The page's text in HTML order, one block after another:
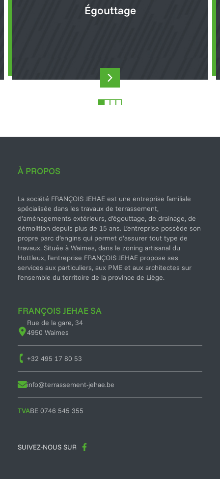
Égouttage
À PROPOS
La société FRANÇOIS JEHAE est une entreprise familiale
spécialisée dans les travaux de terrassement,
d’aménagements extérieurs, d’égouttage, de drainage, de
démolition depuis plus de 15 ans. L’entreprise possède son
propre parc d’engins qui permet d’assurer tout type de
travaux. Située à Waimes, dans le zoning artisanal du
Hottleux, l’entreprise FRANÇOIS JEHAE propose ses
services aux particuliers, aux PME et aux architectes sur
l’ensemble du territoire de la province de Liège.
FRANÇOIS JEHAE SA
Voir l'adresse
Rue de la gare, 34
4950 Waimessur Google Maps
Téléphoner au
+32 495 17 80 53
Envoyer un mal à
info@terrassement-jehae.be
TVABE 0746 545 355
SUIVEZ-NOUS SUR